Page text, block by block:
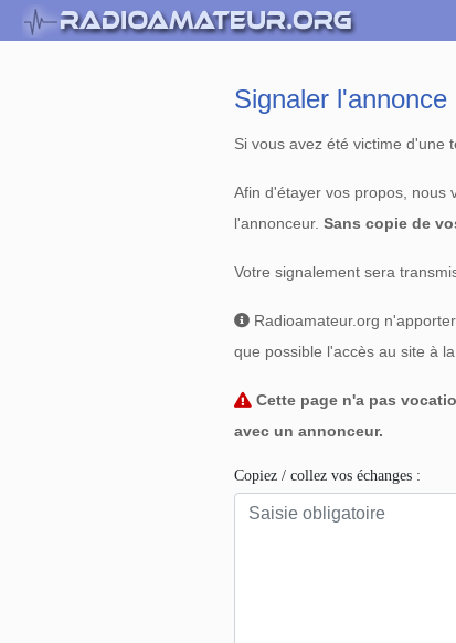
Signaler
Si vous avez été victime d'une
Afin d'étayer vos propos, nous
l'annonceur. Sans copie de
Votre signalement sera
Radioamateur.org
que possible l'accès au site à
Cette page n'a pas
avec un annonceur.
Copiez / collez vos échanges :